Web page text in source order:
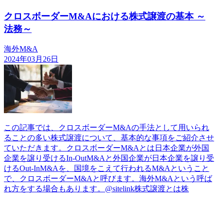
クロスボーダーM&Aにおける株式譲渡の基本 ～
法務～
海外M&A
2024年03月26日
この記事では、クロスボーダーM&Aの手法として用いられ
ることの多い株式譲渡について、基本的な事項をご紹介させ
ていただきます。クロスボーダーM&Aとは日本企業が外国
企業を譲り受けるIn-OutM&Aと外国企業が日本企業を譲り受
けるOut-InM&Aを、国境をこえて行われるM&Aということ
で、クロスボーダーM&Aと呼びます。海外M&Aという呼ば
れ方をする場合もあります。@sitelink株式譲渡とは株